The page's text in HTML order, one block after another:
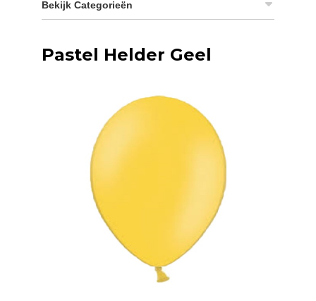
Bekijk Categorieën
Pastel Helder Geel